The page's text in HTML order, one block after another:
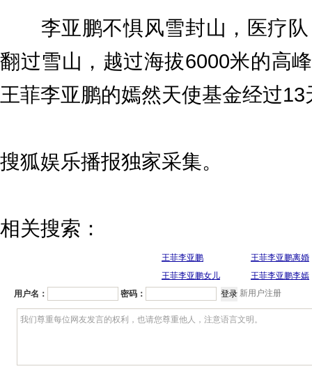
李亚鹏不惧风雪封山，医疗
翻过雪山，越过海拔6000米的高
王菲李亚鹏的嫣然天使基金经过
搜狐娱乐播报独家采集。
相关搜索：
王菲李亚鹏
王菲李亚鹏离婚
王菲李亚鹏女儿
王菲李亚鹏李嫣
用户名：
密码： 新用户注册